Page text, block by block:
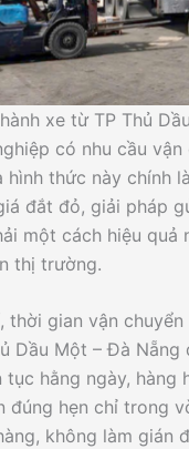
xe từ TP Thủ
có nhu cầu
thức này chính
đắt đỏ, giải pháp
một cách hiệu
thị trường.
thời gian vận
Dầu Một – Đà
hằng ngày,
đúng hẹn chỉ trong
không làm gián